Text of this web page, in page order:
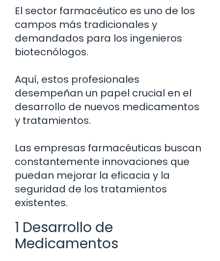
El sector farmacéutico es uno de los
campos más tradicionales y
demandados para los ingenieros
biotecnólogos.
Aquí, estos profesionales
desempeñan un papel crucial en el
desarrollo de nuevos medicamentos
y tratamientos.
Las empresas farmacéuticas buscan
constantemente innovaciones que
puedan mejorar la eficacia y la
seguridad de los tratamientos
existentes.
1 Desarrollo de
Medicamentos